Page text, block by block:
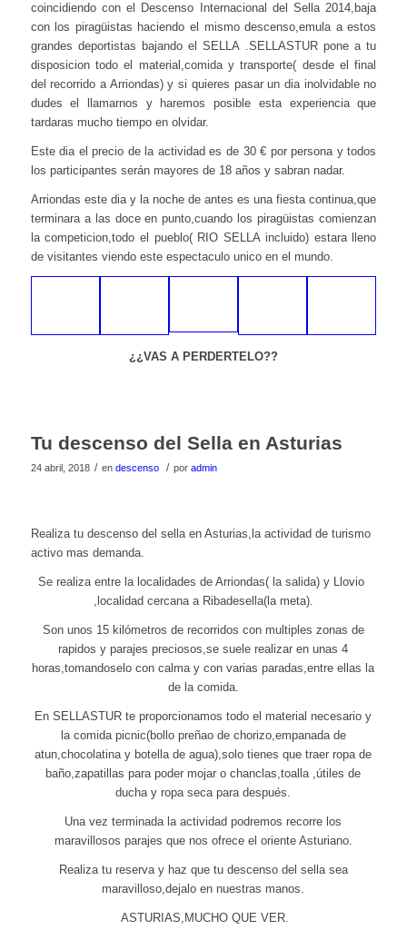
coincidiendo con el Descenso Internacional del Sella 2014,baja
con los piragüistas haciendo el mismo descenso,emula a estos
grandes deportistas bajando el SELLA .SELLASTUR pone a tu
disposicion todo el material,comida y transporte( desde el final
del recorrido a Arriondas) y si quieres pasar un dia inolvidable no
dudes el llamarnos y haremos posible esta experiencia que
tardaras mucho tiempo en olvidar.
Este dia el precio de la actividad es de 30 € por persona y todos
los participantes serán mayores de 18 años y sabran nadar.
Arriondas este dia y la noche de antes es una fiesta continua,que
terminara a las doce en punto,cuando los piragüistas comienzan
la competicion,todo el pueblo( RIO SELLA incluido) estara lleno
de visitantes viendo este espectaculo unico en el mundo.
¿¿VAS A PERDERTELO??
Tu descenso del Sella en Asturias
24 abril, 2018 / en descenso / por admin
Realiza tu descenso del sella en Asturias,la actividad de turismo
activo mas demanda.
Se realiza entre la localidades de Arriondas( la salida) y Llovio
,localidad cercana a Ribadesella(la meta).
Son unos 15 kilómetros de recorridos con multiples zonas de
rapidos y parajes preciosos,se suele realizar en unas 4
horas,tomandoselo con calma y con varias paradas,entre ellas la
de la comida.
En SELLASTUR te proporcionamos todo el material necesario y
la comida picnic(bollo preñao de chorizo,empanada de
atun,chocolatina y botella de agua),solo tienes que traer ropa de
baño,zapatillas para poder mojar o chanclas,toalla ,útiles de
ducha y ropa seca para después.
Una vez terminada la actividad podremos recorre los
maravillosos parajes que nos ofrece el oriente Asturiano.
Realiza tu reserva y haz que tu descenso del sella sea
maravilloso,dejalo en nuestras manos.
ASTURIAS,MUCHO QUE VER.